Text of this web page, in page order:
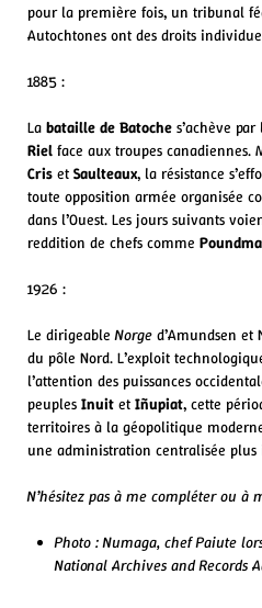
pour la première fois, un tribunal
Autochtones ont des droits
1885 :
La bataille de Batoche s’achève
Riel face aux troupes canadiennes.
Cris et Saulteaux, la résistance
toute opposition armée organisée
dans l’Ouest. Les jours suivants
reddition de chefs comme
1926 :
Le dirigeableNorge d’Amundsen
du pôle Nord. L’exploit
l’attention des puissances
peuples Inuit et Iñupiat, cette
territoires à la géopolitique
une administration centralisée plus
N’hésitez pas à me compléter ou à
Photo : Numaga, chef Paiute
National Archives and Records